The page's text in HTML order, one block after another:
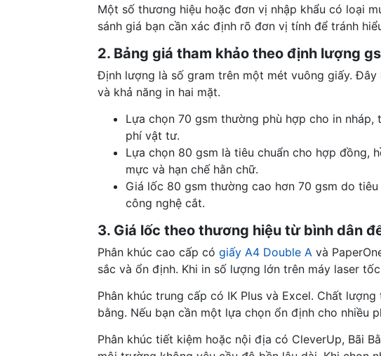
Một số thương hiệu hoặc đơn vị nhập khẩu có loại
sánh giá bạn cần xác định rõ đơn vị tính để tránh
2. Bảng giá tham khảo theo định lượng
Định lượng là số gram trên một mét vuông giấy.
và khả năng in hai mặt.
Lựa chọn 70 gsm thường phù hợp cho in
phí vật tư.
Lựa chọn 80 gsm là tiêu chuẩn cho hợp đồng,
mực và hạn chế hằn chữ.
Giá lốc 80 gsm thường cao hơn 70 gsm do
công nghệ cắt.
3. Giá lốc theo thương hiệu từ bình dân
Phân khúc cao cấp có giấy A4 Double Avà
sắc và ổn định. Khi in số lượng lớn trên máy laser
Phân khúc trung cấp có IK Plus và Excel. Chất
bằng. Nếu bạn cần một lựa chọn ổn định cho nhiều
Phân khúc tiết kiệm hoặc nội địa có CleverUp, Bãi